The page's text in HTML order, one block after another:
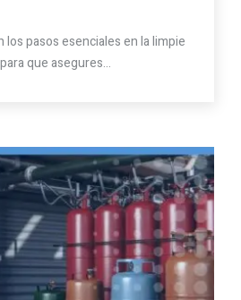
pasos esenciales en la limpie
que asegures…